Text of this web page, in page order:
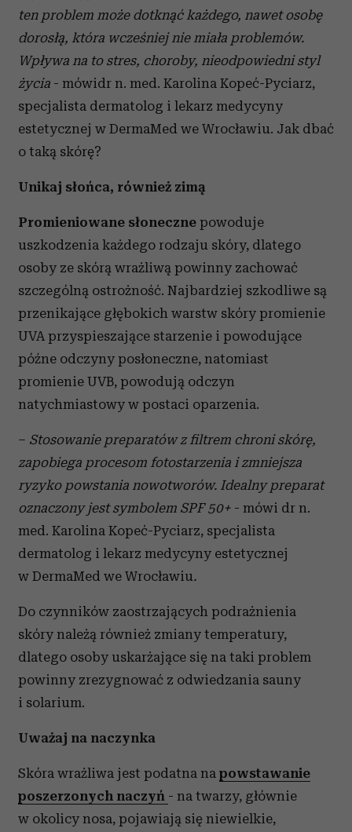
ten problem może dotknąć każdego, nawet osobę
dorosłą, która wcześniej nie miała problemów.
Wpływa na to stres, choroby, nieodpowiedni styl
życia - mówidr n. med. Karolina Kopeć-Pyciarz,
specjalista dermatolog i lekarz medycyny
estetycznej w DermaMed we Wrocławiu. Jak dbać
o taką skórę?
Unikaj słońca, również zimą
Promieniowane słoneczne powoduje
uszkodzenia każdego rodzaju skóry, dlatego
osoby ze skórą wrażliwą powinny zachować
szczególną ostrożność. Najbardziej szkodliwe są
przenikające głębokich warstw skóry promienie
UVA przyspieszające starzenie i powodujące
późne odczyny posłoneczne, natomiast
promienie UVB, powodują odczyn
natychmiastowy w postaci oparzenia.
– Stosowanie preparatów z filtrem chroni skórę,
zapobiega procesom fotostarzenia i zmniejsza
ryzyko powstania nowotworów. Idealny preparat
oznaczony jest symbolem SPF 50+ - mówi dr n.
med. Karolina Kopeć-Pyciarz, specjalista
dermatolog i lekarz medycyny estetycznej
w DermaMed we Wrocławiu.
Do czynników zaostrzających podrażnienia
skóry należą również zmiany temperatury,
dlatego osoby uskarżające się na taki problem
powinny zrezygnować z odwiedzania sauny
i solarium.
Uważaj na naczynka
Skóra wrażliwa jest podatna na powstawanie
poszerzonych naczyń - na twarzy, głównie
w okolicy nosa, pojawiają się niewielkie,